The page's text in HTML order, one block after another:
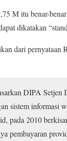
M itu benar-
dikatakan
dari pernyataan
DIPA Setjen
sistem informasi
pada 2010
pembayaran